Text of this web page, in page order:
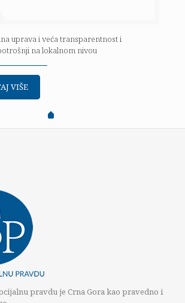
uprava i veća transparentnost i
na lokalnom nivou
VIŠE
pravdu je Crna Gora kao pravedno i